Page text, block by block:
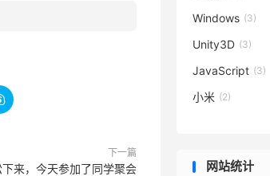
下一篇
来，今天参加了同学聚会
Windows (3)
Unity3D (3)
JavaScript (3)
小米 (2)
网站统计